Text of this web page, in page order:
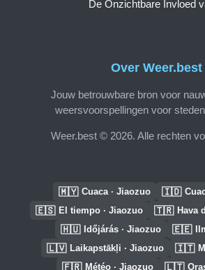
Over Weer.best
Jouw betrouwbare bron voor
weersvoorspellingen voor
Weer.best © 2026. Alle rechten
De Onzichtbare Invloed
🇲🇾 Cuaca · Jiaozuo 🇮🇩
🇪🇸 El tiempo · Jiaozuo 🇹🇷 Hava
🇭🇺 Időjárás · Jiaozuo 🇪🇪
🇱🇻 Laikapstākļi · Jiaozuo 🇮🇹
🇫🇷 Météo · Jiaozuo 🇱🇹